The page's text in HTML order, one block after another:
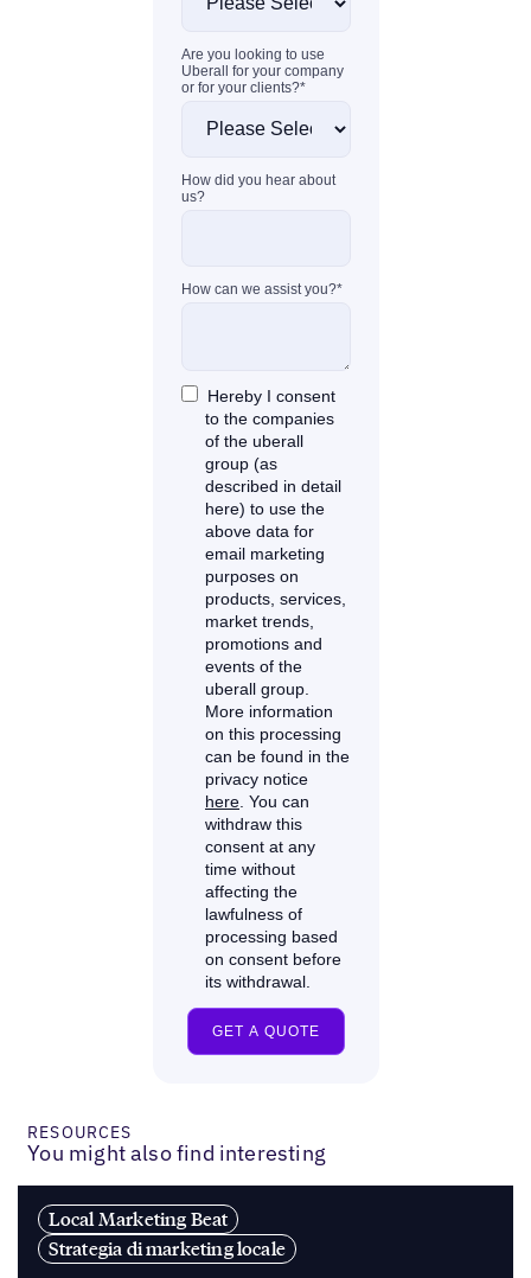
RESOURCES
You might also find interesting
Local Marketing Beat
Strategia di marketing locale